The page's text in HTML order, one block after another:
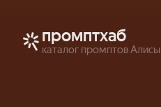
промптхаб
каталог промптов Алисы